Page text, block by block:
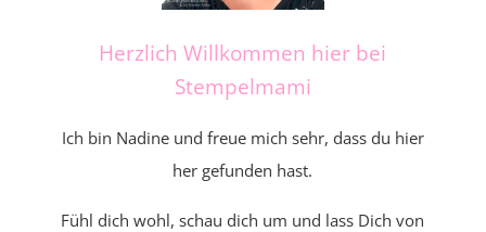
Herzlich Willkommen hier bei
Stempelmami
Ich bin Nadine und freue mich sehr, dass du hier
her gefunden hast.
Fühl dich wohl, schau dich um und lass Dich von